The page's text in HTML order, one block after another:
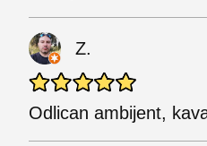
Z.
Odlican ambijent,